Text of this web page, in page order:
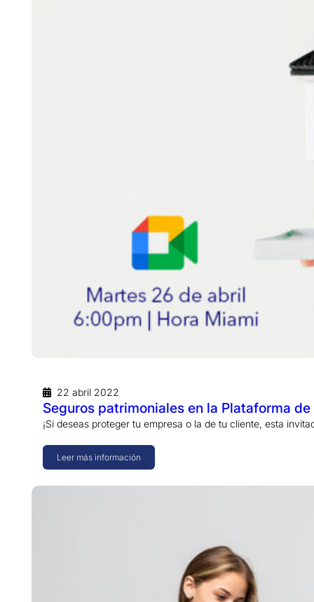
22 abril 2022
Seguros patrimoniales en la Plataforma
¡Si deseas proteger tu empresa o la de tu cliente, esta
Leer más información